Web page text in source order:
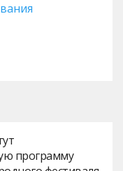
программу